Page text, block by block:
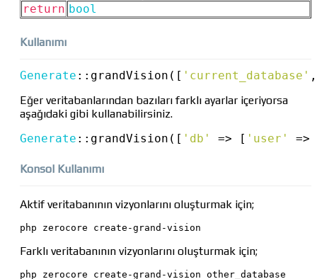
return bool
Kullanımı
Generate :: grandVision([ 'current_database'
Eğer veritabanlarından bazıları farklı ayarlar içeriyorsa
aşağıdaki gibi kullanabilirsiniz.
Generate :: grandVision([ 'db' => [ 'user' =>
Konsol Kullanımı
Aktif veritabanının vizyonlarını oluşturmak için;
php zerocore create-grand-vision
Farklı veritabanının vizyonlarını oluşturmak için;
php zerocore create-grand-vision other_database